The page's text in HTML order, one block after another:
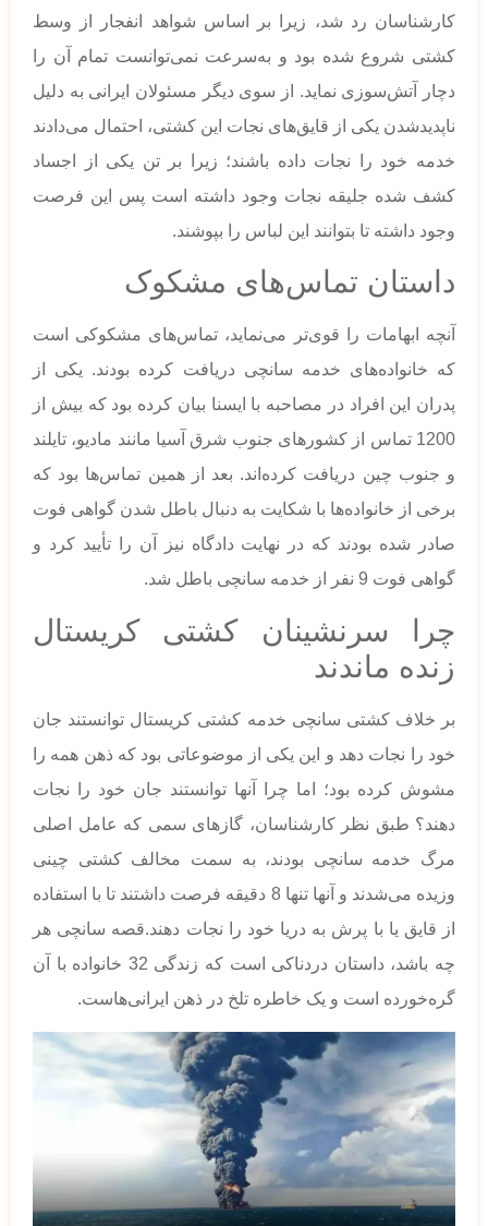
کارشناسان رد شد، زیرا بر اساس شواهد انفجار از وسط
کشتی شروع شده بود و به‌سرعت نمی‌توانست تمام آن را
دچار آتش‌سوزی نماید. از سوی دیگر مسئولان ایرانی به دلیل
ناپدیدشدن یکی از قایق‌های نجات این کشتی، احتمال می‌دادند
خدمه خود را نجات داده باشند؛ زیرا بر تن یکی از اجساد
کشف شده جلیقه نجات وجود داشته است پس این فرصت
وجود داشته تا بتوانند این لباس را بپوشند.
داستان تماس‌های مشکوک
آنچه ابهامات را قوی‌تر می‌نماید، تماس‌های مشکوکی است
که خانواده‌های خدمه سانچی دریافت کرده بودند. یکی از
پدران این افراد در مصاحبه با ایسنا بیان کرده بود که بیش از
1200 تماس از کشور‌های جنوب شرق آسیا مانند مادیو، تایلند
و جنوب چین دریافت کرده‌اند. بعد از همین تماس‌ها بود که
برخی از خانواده‌ها با شکایت به دنبال باطل شدن گواهی فوت
صادر شده بودند که در نهایت دادگاه نیز آن را تأیید کرد و
گواهی فوت 9 نفر از خدمه سانچی باطل شد.
چرا سرنشینان کشتی کریستال
زنده ماندند
بر خلاف کشتی سانچی خدمه کشتی کریستال توانستند جان
خود را نجات دهد و این یکی از موضوعاتی بود که ذهن همه را
مشوش کرده بود؛ اما چرا آنها توانستند جان خود را نجات
دهند؟ طبق نظر کارشناسان، گاز‌های سمی که عامل اصلی
مرگ خدمه سانچی بودند، به سمت مخالف کشتی چینی
وزیده می‌شدند و آنها تنها 8 دقیقه فرصت داشتند تا با استفاده
از قایق یا با پرش به دریا خود را نجات دهند.قصه سانچی هر
چه باشد، داستان دردناکی است که زندگی 32 خانواده با آن
گره‌خورده است و یک خاطره تلخ در ذهن ایرانی‌هاست.